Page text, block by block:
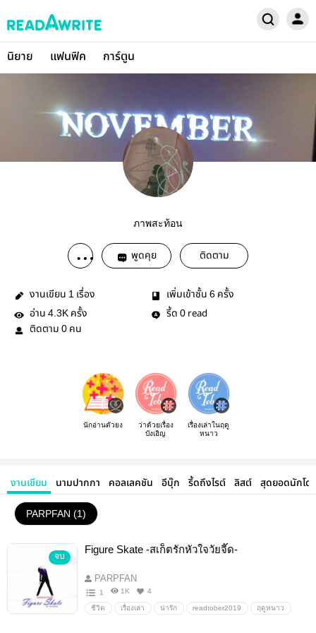
นิยาย แฟนฟิค การ์ตูน
ภาพสะท้อน
พูดคุย ติดตาม
งานเขียน 1 เรื่อง เพิ่มเข้าชั้น 6 ครั้ง
อ่าน 4.3K ครั้ง รี้ด 0 read
ติดตาม 0 คน
นักอ่านตัวยง
ว่าด้วยเรื่อง
บังเอิญ
เรื่องเล่าในฤดู
หนาว
งานเขียน นามปากกา คอลเลคชัน อีบุ๊ก รี้ดถึงไรต์ ลิสต์ สุดยอดนักโด
PARPFAN (1)
จบ
Figure Skate -สเก็ตรักหัวใจวัยจี๊ด-
PARPFAN
1 1K 4
ชีวิต เรื่องเล่า น่ารัก readtober2019 ฤดูหนาว